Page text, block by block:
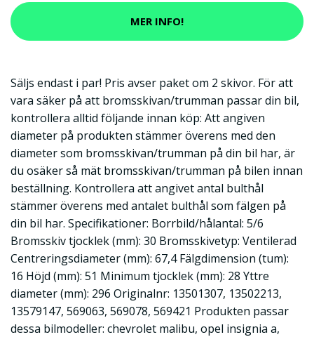
MER INFO!
Säljs endast i par! Pris avser paket om 2 skivor. För att
vara säker på att bromsskivan/trumman passar din bil,
kontrollera alltid följande innan köp: Att angiven
diameter på produkten stämmer överens med den
diameter som bromsskivan/trumman på din bil har, är
du osäker så mät bromsskivan/trumman på bilen innan
beställning. Kontrollera att angivet antal bulthål
stämmer överens med antalet bulthål som fälgen på
din bil har. Specifikationer: Borrbild/hålantal: 5/6
Bromsskiv tjocklek (mm): 30 Bromsskivetyp: Ventilerad
Centreringsdiameter (mm): 67,4 Fälgdimension (tum):
16 Höjd (mm): 51 Minimum tjocklek (mm): 28 Yttre
diameter (mm): 296 Originalnr: 13501307, 13502213,
13579147, 569063, 569078, 569421 Produkten passar
dessa bilmodeller: chevrolet malibu, opel insignia a,